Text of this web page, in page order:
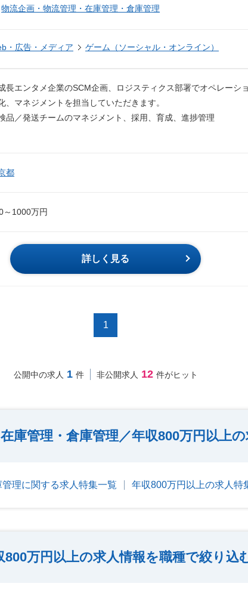
物流企画・物流管理・在庫管理・倉庫管理
・広告・メディア ゲーム（ソーシャル・オンライン）
長エンタメ企業のSCM企画、ロジスティクス部署でオペレーシ
、マネジメントを担当していただきます。
品／発送チームのマネジメント、採用、育成、進捗管理
都
～1000万円
詳しく見る
1
公開中の求人 1 件 非公開求人 12 件がヒット
庫管理・倉庫管理／年収800万円以上
理に関する求人特集一覧 年収800万円以上の求人特
800万円以上の求人情報を職種で絞り込